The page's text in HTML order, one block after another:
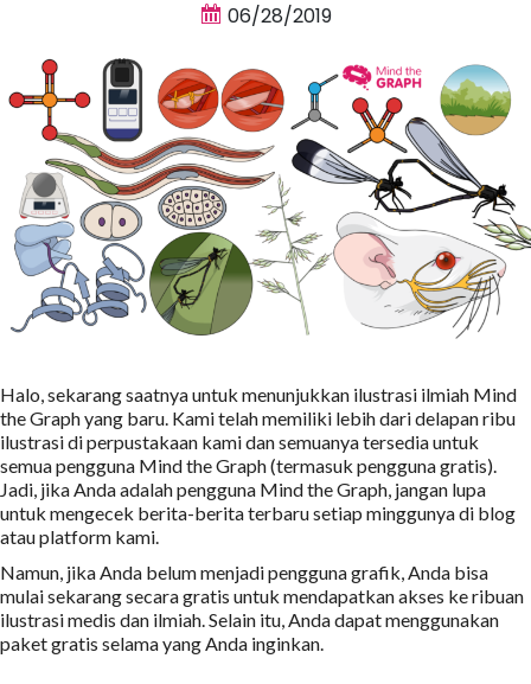
06/28/2019
Halo, sekarang saatnya untuk menunjukkan ilustrasi ilmiah Mind
the Graph yang baru. Kami telah memiliki lebih dari delapan ribu
ilustrasi di perpustakaan kami dan semuanya tersedia untuk
semua pengguna Mind the Graph (termasuk pengguna gratis).
Jadi, jika Anda adalah pengguna Mind the Graph, jangan lupa
untuk mengecek berita-berita terbaru setiap minggunya di blog
atau platform kami.
Namun, jika Anda belum menjadi pengguna grafik, Anda bisa
mulai sekarang secara gratis untuk mendapatkan akses ke ribuan
ilustrasi medis dan ilmiah. Selain itu, Anda dapat menggunakan
paket gratis selama yang Anda inginkan.